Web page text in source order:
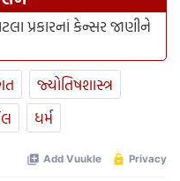
પ્રકારનાં કેન્સર જાણીને
જ્યોતિષશાસ્ત્ર
ધર્મ